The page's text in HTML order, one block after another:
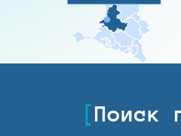
Поиск